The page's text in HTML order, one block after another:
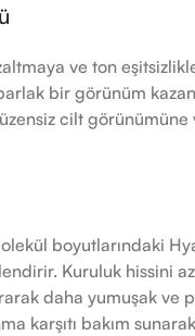
ve ton
bir görünüm
cilt
boyutlarındaki
Kuruluk hissini
daha yumuşak ve
karşıtı bakım